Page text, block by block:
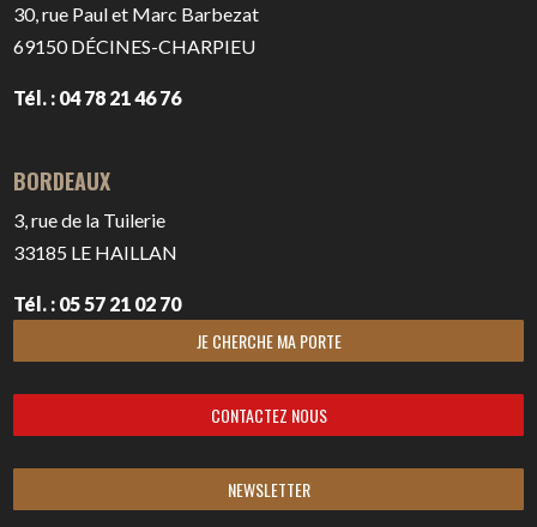
30, rue Paul et Marc Barbezat
69150DÉCINES-CHARPIEU
Tél. : 04 78 21 46 76
BORDEAUX
3, rue de la Tuilerie
33185 LE HAILLAN
Tél. : 05 57 21 02 70
JE CHERCHE MA PORTE
CONTACTEZ NOUS
NEWSLETTER